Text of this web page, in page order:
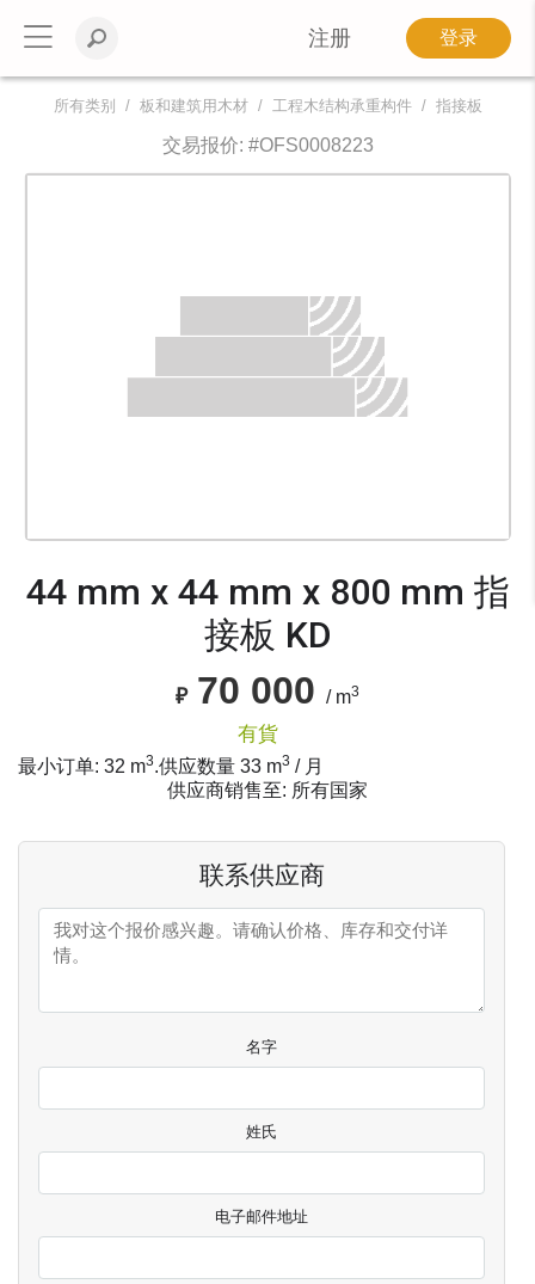
注册 登录
所有类别 板和建筑用木材 工程木结构承重构件 指接板
交易报价: #OFS0008223
44 mm x 44 mm x 800 mm 指
接板 KD
₽ 70 000 / m3
有貨
最小订单: 32 m3.供应数量 33 m3 / 月
供应商销售至: 所有国家
联系供应商
名字
姓氏
电子邮件地址